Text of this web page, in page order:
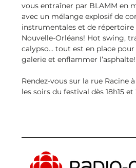
vous entraîner par BLAMM en
avec un mélange explosif de
instrumentales et de
Nouvelle-Orléans! Hot swing,
calypso… tout est en place pour
galerie et enflammer l’asphalte!
Rendez-vous sur la rue Racine
les soirs du festival dès